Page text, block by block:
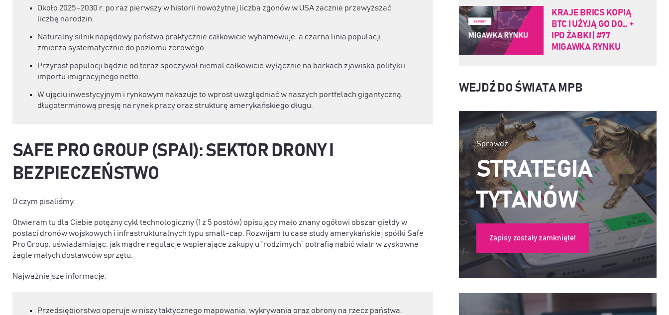
Około 2025–2030 r. po raz pierwszy w historii nowożytnej liczba zgonów w USA zacznie przewyższać
liczbę narodzin.
Naturalny silnik napędowy państwa praktycznie całkowicie wyhamowuje, a czarna linia populacji
zmierza systematycznie do poziomu zerowego.
Przyrost populacji będzie od teraz spoczywał niemal całkowicie wyłącznie na barkach zjawiska polityki i
importu imigracyjnego netto.
W ujęciu inwestycyjnym i rynkowym nakazuje to wprost uwzględniać w naszych portfelach gigantyczną,
długoterminową presję na rynek pracy oraz strukturę amerykańskiego długu.
SAFE PRO GROUP (SPAI): SEKTOR DRONY I
BEZPIECZEŃSTWO
O czym pisaliśmy:
Otwieram tu dla Ciebie potężny cykl technologiczny (1 z 5 postów) opisujący mało znany ogółowi obszar giełdy w
postaci dronów wojskowych i infrastrukturalnych typu small-cap. Rozwijam tu case study amerykańskiej spółki Safe
Pro Group, uświadamiając, jak mądre regulacje wspierające zakupy u “rodzimych” potrafią nabić wiatr w zyskowne
żagle małych dostawców sprzętu.
Najważniejsze informacje:
Przedsiębiorstwo operuje w niszy taktycznego mapowania, wykrywania oraz obrony na rzecz państwa.
KRAJE BRICS KOPIĄ
BTC I UŻYJĄ GO DO… +
IPO ŻABKI | #77
MIGAWKA RYNKU
WEJDŹ DO ŚWIATA MPB
Sprawdź
STRATEGIA
TYTANÓW
Zapisy zostały zamknięte!